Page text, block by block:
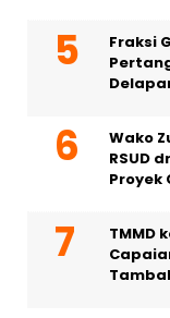
Fraksi
Wako
RSUD
Proyek
TMMD